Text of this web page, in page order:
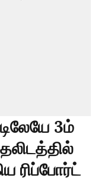
3ம்
ரிப்போர்ட்